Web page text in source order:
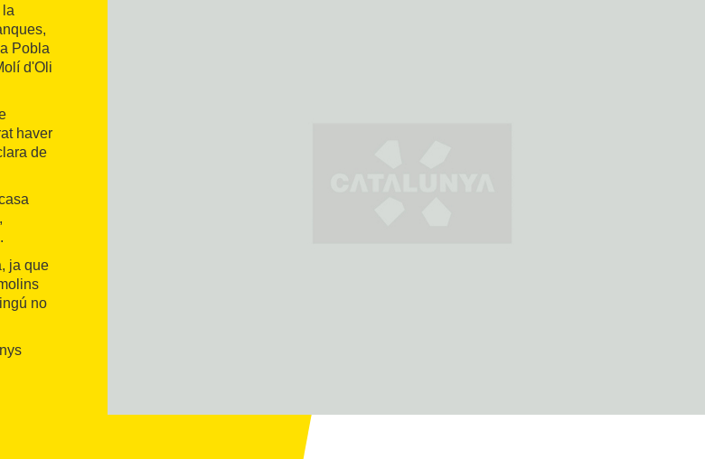
Pobla
d'Oli
haver
de
ja que
no